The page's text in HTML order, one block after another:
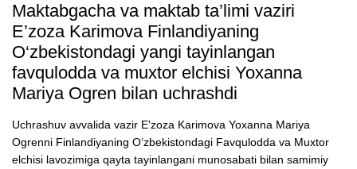
Maktabgacha va maktab ta’limi vaziri
E’zozа Karimova Finlandiyaning
O‘zbekistondagi yangi tayinlangan
favqulodda va muxtor elchisi Yoxanna
Mariya Ogren bilan uchrashdi
Uchrashuv avvalida vazir E'zoza Karimova Yoxanna Mariya
Ogrenni Finlandiyaning O‘zbekistondagi Favqulodda va Muxtor
elchisi lavozimiga qayta tayinlangani munosabati bilan samimiy